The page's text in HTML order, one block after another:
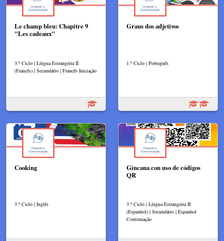
Le champ bleu: Chapitre 9
"Les cadeaux"
3.º Ciclo | Língua Estrangeira II
(Francês) | Secundário | Francês Iniciação
Graus dos adjetivos
1.º Ciclo | Português
Cooking
3.º Ciclo | Inglês
Gincana con uso de códigos
QR
3.º Ciclo | Língua Estrangeira II
(Espanhol) | Secundário | Espanhol
Continuação